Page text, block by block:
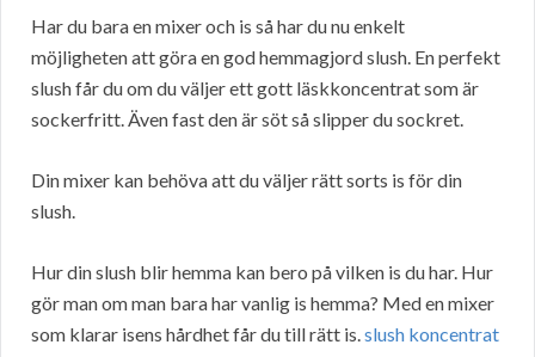
Har du bara en mixer och is så har du nu enkelt
möjligheten att göra en god hemmagjord slush. En perfekt
slush får du om du väljer ett gott läskkoncentrat som är
sockerfritt. Även fast den är söt så slipper du sockret.
Din mixer kan behöva att du väljer rätt sorts is för din
slush.
Hur din slush blir hemma kan bero på vilken is du har. Hur
gör man om man bara har vanlig is hemma? Med en mixer
som klarar isens hårdhet får du till rätt is.slush koncentrat